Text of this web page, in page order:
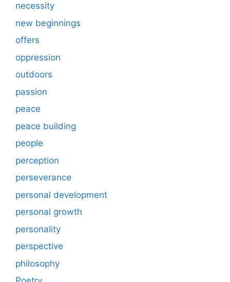
necessity
new beginnings
offers
oppression
outdoors
passion
peace
peace building
people
perception
perseverance
personal development
personal growth
personality
perspective
philosophy